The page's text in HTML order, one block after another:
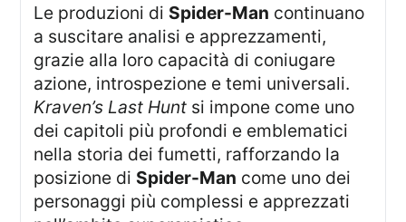
Le produzioni di Spider-Man continuano
a suscitare analisi e apprezzamenti,
grazie alla loro capacità di coniugare
azione, introspezione e temi universali.
Kraven’s Last Hunt si impone come uno
dei capitoli più profondi e emblematici
nella storia dei fumetti, rafforzando la
posizione di Spider-Man come uno dei
personaggi più complessi e apprezzati